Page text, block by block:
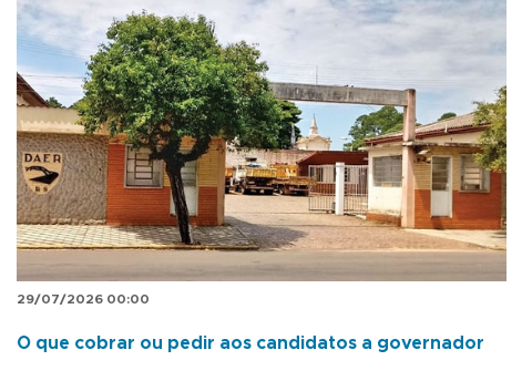
29/07/2026 00:00
O que cobrar ou pedir aos candidatos a governador